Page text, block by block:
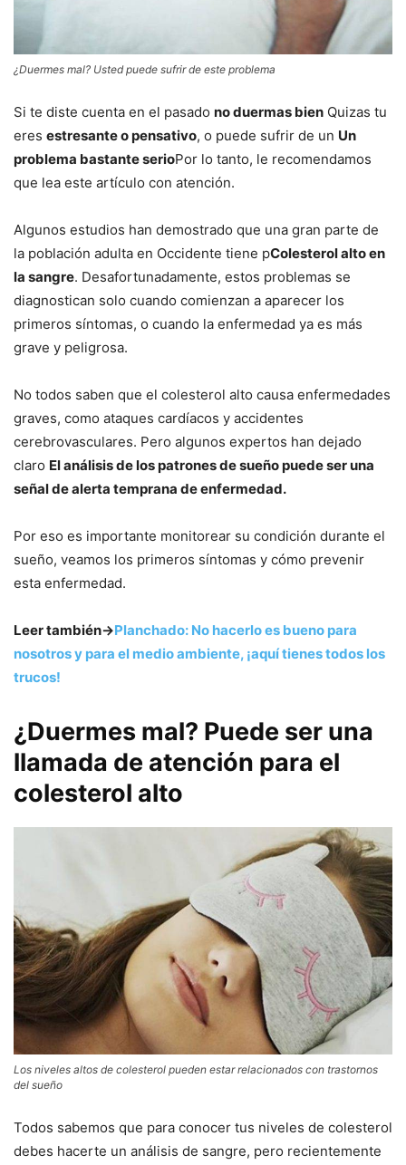
¿Duermes mal? Usted puede sufrir de este problema
Si te diste cuenta en el pasado no duermas bien Quizas tu
eres estresante o pensativo, o puede sufrir de un Un
problema bastante serioPor lo tanto, le recomendamos
que lea este artículo con atención.
Algunos estudios han demostrado que una gran parte de
la población adulta en Occidente tiene pColesterol alto en
la sangre. Desafortunadamente, estos problemas se
diagnostican solo cuando comienzan a aparecer los
primeros síntomas, o cuando la enfermedad ya es más
grave y peligrosa.
No todos saben que el colesterol alto causa enfermedades
graves, como ataques cardíacos y accidentes
cerebrovasculares. Pero algunos expertos han dejado
claro El análisis de los patrones de sueño puede ser una
señal de alerta temprana de enfermedad.
Por eso es importante monitorear su condición durante el
sueño, veamos los primeros síntomas y cómo prevenir
esta enfermedad.
Leer también->Planchado: No hacerlo es bueno para
nosotros y para el medio ambiente, ¡aquí tienes todos los
trucos!
¿Duermes mal? Puede ser una
llamada de atención para el
colesterol alto
Los niveles altos de colesterol pueden estar relacionados con trastornos
del sueño
Todos sabemos que para conocer tus niveles de colesterol
debes hacerte un análisis de sangre, pero recientemente